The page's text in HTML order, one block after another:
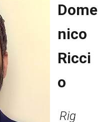
Dome
nico
Ricci
o
Rig